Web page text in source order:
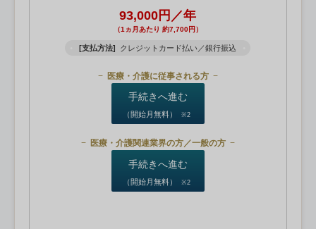
93,000円／年
（1ヵ月あたり 約7,700円）
[支払方法] クレジットカード払い／銀行振込
医療・介護に従事される方
手続きへ進む
（開始月無料） ※2
医療・介護関連業界の方／一般の方
手続きへ進む
（開始月無料） ※2